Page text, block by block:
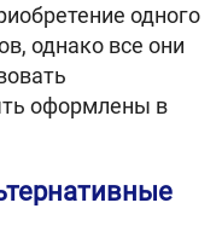
одного
однако все они
оформлены в